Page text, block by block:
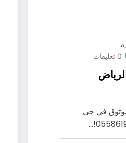
,
0 تعليقات
في حي